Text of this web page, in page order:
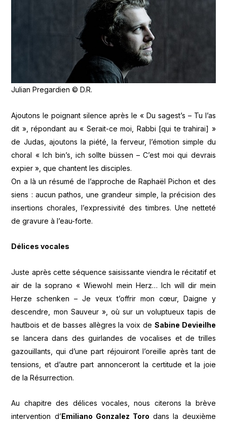
Julian Pregardien © D.R.
Ajoutons le poignant silence après le « Du sagest’s – Tu l’as
dit », répondant au « Serait-ce moi, Rabbi [qui te trahirai] »
de Judas, ajoutons la piété, la ferveur, l’émotion simple du
choral « Ich bin’s, ich sollte büssen – C’est moi qui devrais
expier », que chantent les disciples.
On a là un résumé de l’approche de Raphaël Pichon et des
siens : aucun pathos, une grandeur simple, la précision des
insertions chorales, l’expressivité des timbres. Une netteté
de gravure à l’eau-forte.
Délices vocales
Juste après cette séquence saisissante viendra le récitatif et
air de la soprano « Wiewohl mein Herz… Ich will dir mein
Herze schenken – Je veux t’offrir mon cœur, Daigne y
descendre, mon Sauveur », où sur un voluptueux tapis de
hautbois et de basses allègres la voix de Sabine Devieilhe
se lancera dans des guirlandes de vocalises et de trilles
gazouillants, qui d’une part réjouiront l’oreille après tant de
tensions, et d’autre part annonceront la certitude et la joie
de la Résurrection.
Au chapitre des délices vocales, nous citerons la brève
intervention d’Emiliano Gonzalez Toro dans la deuxième